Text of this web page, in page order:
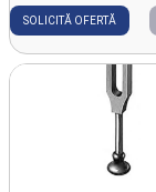
SOLICITĂ OFERTĂ